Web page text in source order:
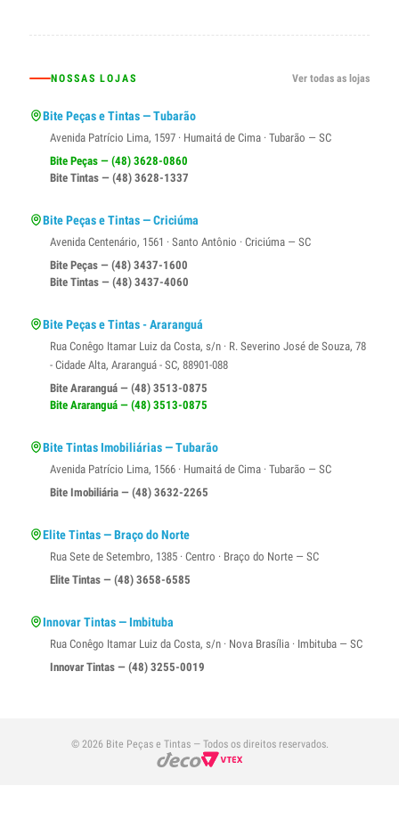
NOSSAS LOJAS Ver todas as lojas
Bite Peças e Tintas — Tubarão
Avenida Patrício Lima, 1597 · Humaitá de Cima · Tubarão — SC
Bite Peças — (48) 3628-0860
Bite Tintas — (48) 3628-1337
Bite Peças e Tintas — Criciúma
Avenida Centenário, 1561 · Santo Antônio · Criciúma — SC
Bite Peças — (48) 3437-1600
Bite Tintas — (48) 3437-4060
Bite Peças e Tintas - Araranguá
Rua Conêgo Itamar Luiz da Costa, s/n · R. Severino José de Souza, 78
- Cidade Alta, Araranguá - SC, 88901-088
Bite Araranguá — (48) 3513-0875
Bite Araranguá — (48) 3513-0875
Bite Tintas Imobiliárias — Tubarão
Avenida Patrício Lima, 1566 · Humaitá de Cima · Tubarão — SC
Bite Imobiliária — (48) 3632-2265
Elite Tintas — Braço do Norte
Rua Sete de Setembro, 1385 · Centro · Braço do Norte — SC
Elite Tintas — (48) 3658-6585
Innovar Tintas — Imbituba
Rua Conêgo Itamar Luiz da Costa, s/n · Nova Brasília · Imbituba — SC
Innovar Tintas — (48) 3255-0019
© 2026 Bite Peças e Tintas — Todos os direitos reservados.